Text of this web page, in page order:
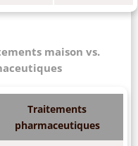
maison vs.
Traitements
pharmaceutiques